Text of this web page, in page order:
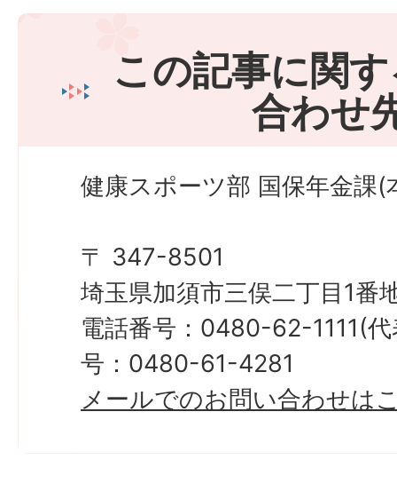
この記事に関
合わせ
健康スポーツ部 国保年金課(
〒 347-8501
埼玉県加須市三俣二丁目1番
電話番号：0480-62-1111(
号：0480-61-4281
メールでのお問い合わせは